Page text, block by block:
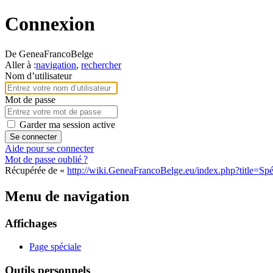
Connexion
De GeneaFrancoBelge
Aller à :navigation, rechercher
Nom d’utilisateur
Mot de passe
Garder ma session active
Se connecter
Aide pour se connecter
Mot de passe oublié ?
Récupérée de « http://wiki.GeneaFrancoBelge.eu/
Menu de navigation
Affichages
Page spéciale
Outils personnels